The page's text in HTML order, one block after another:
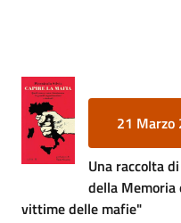
21 Marzo
Una raccolta
della Memoria
vittime delle mafie"